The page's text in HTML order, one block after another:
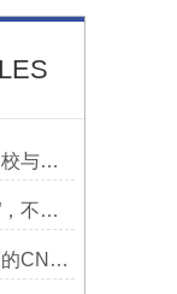
XK7136数控铣床的精度调校与性能优化
机床行业想成功，要“借力”，不要“尽力”！
高效利用XK7136数控铣床的CNC系统？